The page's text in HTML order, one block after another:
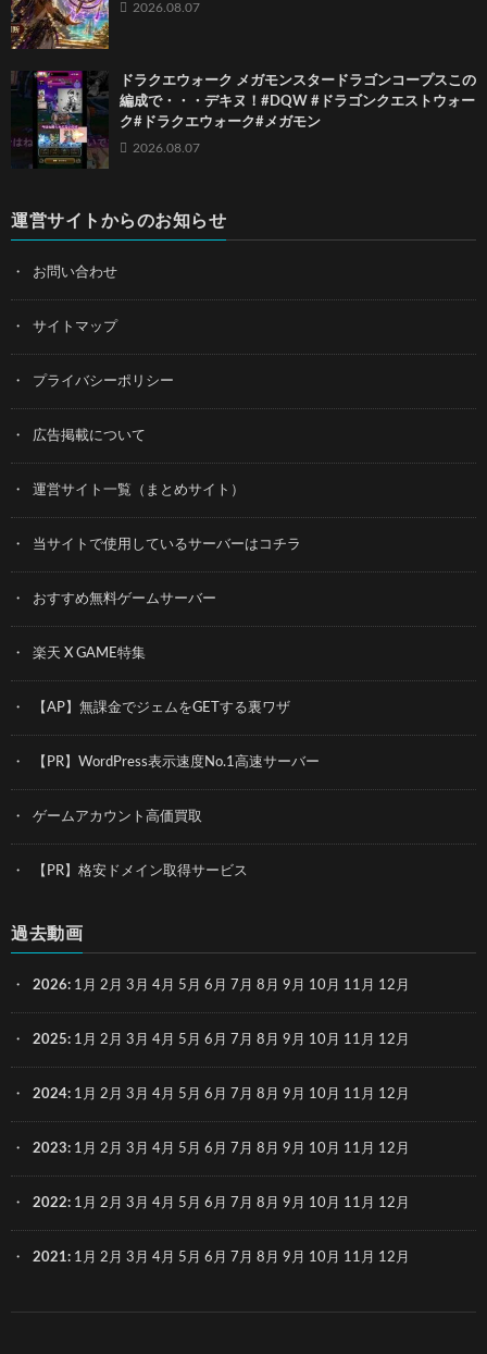
2026.08.07
ドラクエウォーク メガモンスタードラゴンコープスこの
編成で・・・デキヌ！#DQW #ドラゴンクエストウォー
ク#ドラクエウォーク#メガモン
2026.08.07
運営サイトからのお知らせ
お問い合わせ
サイトマップ
プライバシーポリシー
広告掲載について
運営サイト一覧（まとめサイト）
当サイトで使用しているサーバーはコチラ
おすすめ無料ゲームサーバー
楽天 X GAME特集
【AP】無課金でジェムをGETする裏ワザ
【PR】WordPress表示速度No.1高速サーバー
ゲームアカウント高価買取
【PR】格安ドメイン取得サービス
過去動画
2026: 1月 2月 3月 4月 5月 6月 7月 8月 9月 10月 11月 12月
2025: 1月 2月 3月 4月 5月 6月 7月 8月 9月 10月 11月 12月
2024: 1月 2月 3月 4月 5月 6月 7月 8月 9月 10月 11月 12月
2023: 1月 2月 3月 4月 5月 6月 7月 8月 9月 10月 11月 12月
2022: 1月 2月 3月 4月 5月 6月 7月 8月 9月 10月 11月 12月
2021: 1月 2月 3月 4月 5月 6月 7月 8月 9月 10月 11月 12月